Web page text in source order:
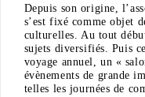
Depuis son origine,
s’est fixé comme objet
culturelles. Au tout
sujets diversifiés. Puis
voyage annuel, un «
évènements de grande
telles les journées de